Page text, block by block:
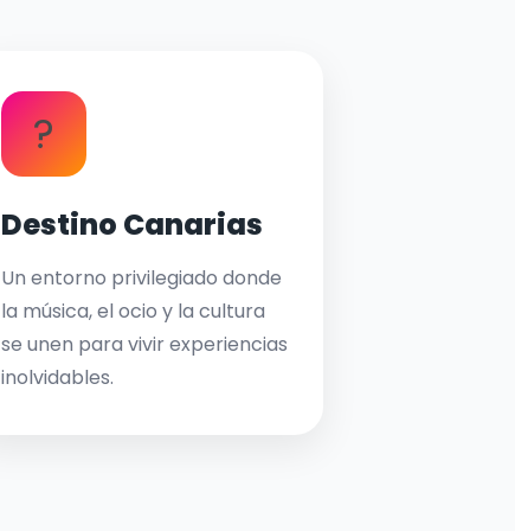
?
Destino Canarias
Un entorno privilegiado donde
la música, el ocio y la cultura
se unen para vivir experiencias
inolvidables.